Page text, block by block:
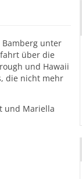
Bamberg unter
über die
und Hawaii
die nicht mehr
und Mariella